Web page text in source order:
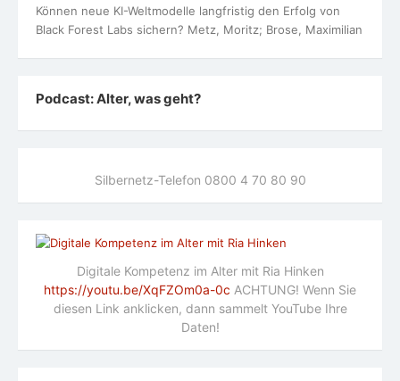
Können neue KI-Weltmodelle langfristig den Erfolg von
Black Forest Labs sichern? Metz, Moritz; Brose, Maximilian
Podcast: Alter, was geht?
Silbernetz-Telefon 0800 4 70 80 90
Digitale Kompetenz im Alter mit Ria Hinken
https://youtu.be/XqFZOm0a-0c ACHTUNG! Wenn Sie
diesen Link anklicken, dann sammelt YouTube Ihre
Daten!